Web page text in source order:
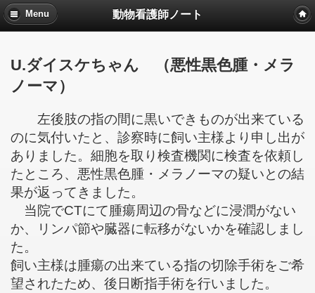
Menu 動物看護師ノート
U.ダイスケちゃん （悪性黒色腫・メラ
ノーマ）
左後肢の指の間に黒いできものが出来ている
のに気付いたと、診察時に飼い主様より申し出が
ありました。細胞を取り検査機関に検査を依頼し
たところ、悪性黒色腫・メラノーマの疑いとの結
果が返ってきました。
当院でCTにて腫瘍周辺の骨などに浸潤がない
か、リンパ節や臓器に転移がないかを確認しまし
た。
飼い主様は腫瘍の出来ている指の切除手術をご希
望されたため、後日断指手術を行いました。